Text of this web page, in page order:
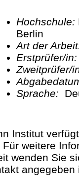
Hochschule:
Berlin
Art der
Erstprüfer/
Sprache:
Institut
weitere
wenden Sie